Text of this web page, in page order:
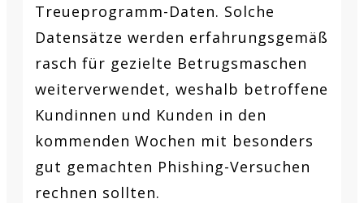
Treueprogramm-Daten. Solche
Datensätze werden erfahrungsgemäß
rasch für gezielte Betrugsmaschen
weiterverwendet, weshalb betroffene
Kundinnen und Kunden in den
kommenden Wochen mit besonders
gut gemachten Phishing-Versuchen
rechnen sollten.